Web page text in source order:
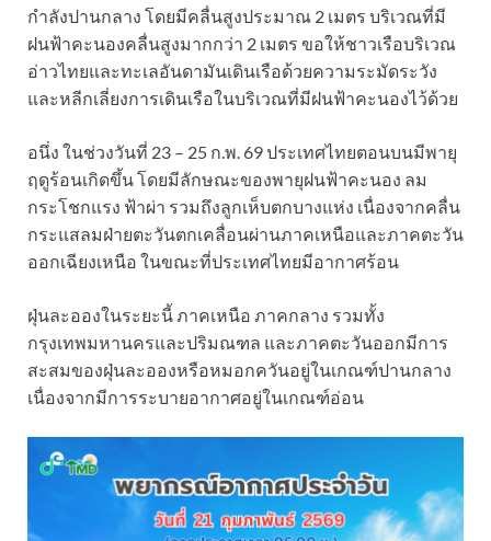
กำลังปานกลาง โดยมีคลื่นสูงประมาณ 2 เมตร บริเวณที่มี
ฝนฟ้าคะนองคลื่นสูงมากกว่า 2 เมตร ขอให้ชาวเรือบริเวณ
อ่าวไทยและทะเลอันดามันเดินเรือด้วยความระมัดระวัง
และหลีกเลี่ยงการเดินเรือในบริเวณที่มีฝนฟ้าคะนองไว้ด้วย
อนึ่ง ในช่วงวันที่ 23 – 25 ก.พ. 69 ประเทศไทยตอนบนมีพายุ
ฤดูร้อนเกิดขึ้น โดยมีลักษณะของพายุฝนฟ้าคะนอง ลม
กระโชกแรง ฟ้าผ่า รวมถึงลูกเห็บตกบางแห่ง เนื่องจากคลื่น
กระแสลมฝ่ายตะวันตกเคลื่อนผ่านภาคเหนือและภาคตะวัน
ออกเฉียงเหนือ ในขณะที่ประเทศไทยมีอากาศร้อน
ฝุ่นละอองในระยะนี้ ภาคเหนือ ภาคกลาง รวมทั้ง
กรุงเทพมหานครและปริมณฑล และภาคตะวันออกมีการ
สะสมของฝุ่นละอองหรือหมอกควันอยู่ในเกณฑ์ปานกลาง
เนื่องจากมีการระบายอากาศอยู่ในเกณฑ์อ่อน